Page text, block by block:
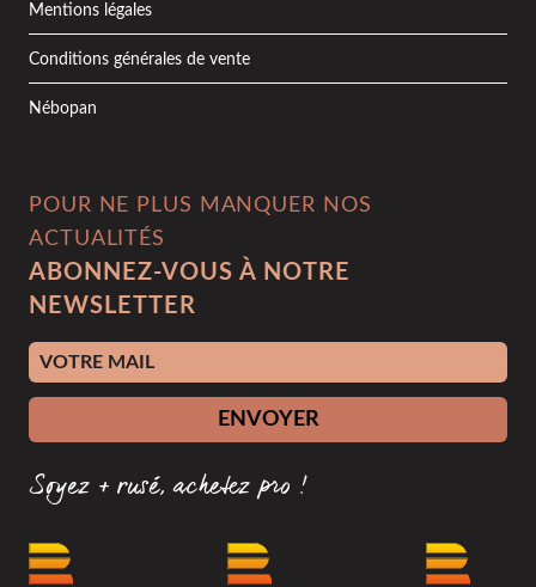
Mentions légales
Conditions générales de vente
Nébopan
POUR NE PLUS MANQUER NOS
ACTUALITÉS
ABONNEZ-VOUS À NOTRE
NEWSLETTER
Adresse e-mail
ENVOYER
Soyez + rusé, achetez pro !